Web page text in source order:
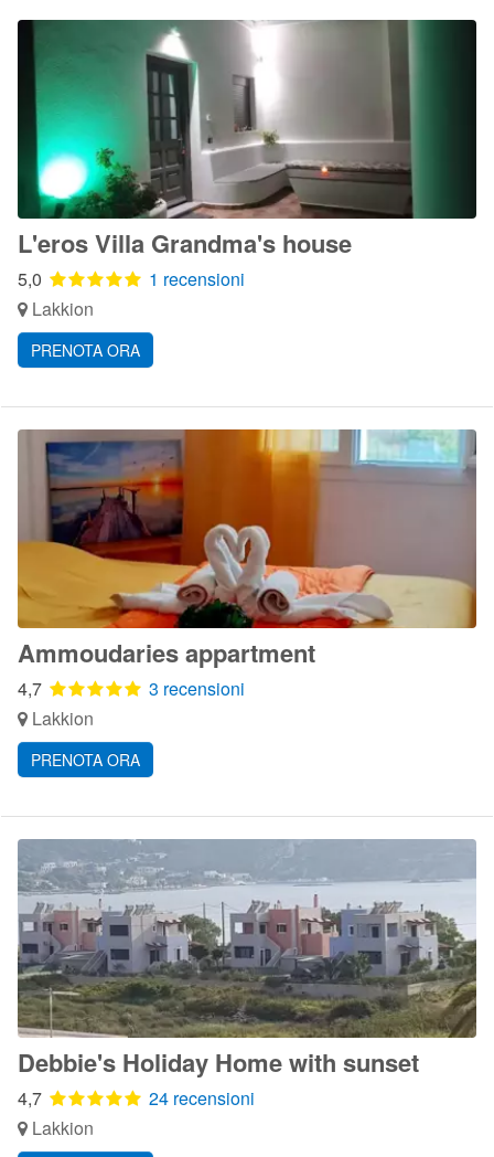
L'eros Villa Grandma's house
5,0
1 recensioni
Lakkion
PRENOTA ORA
Ammoudaries appartment
4,7
3 recensioni
Lakkion
PRENOTA ORA
Debbie's Holiday Home with sunset
4,7
24 recensioni
Lakkion